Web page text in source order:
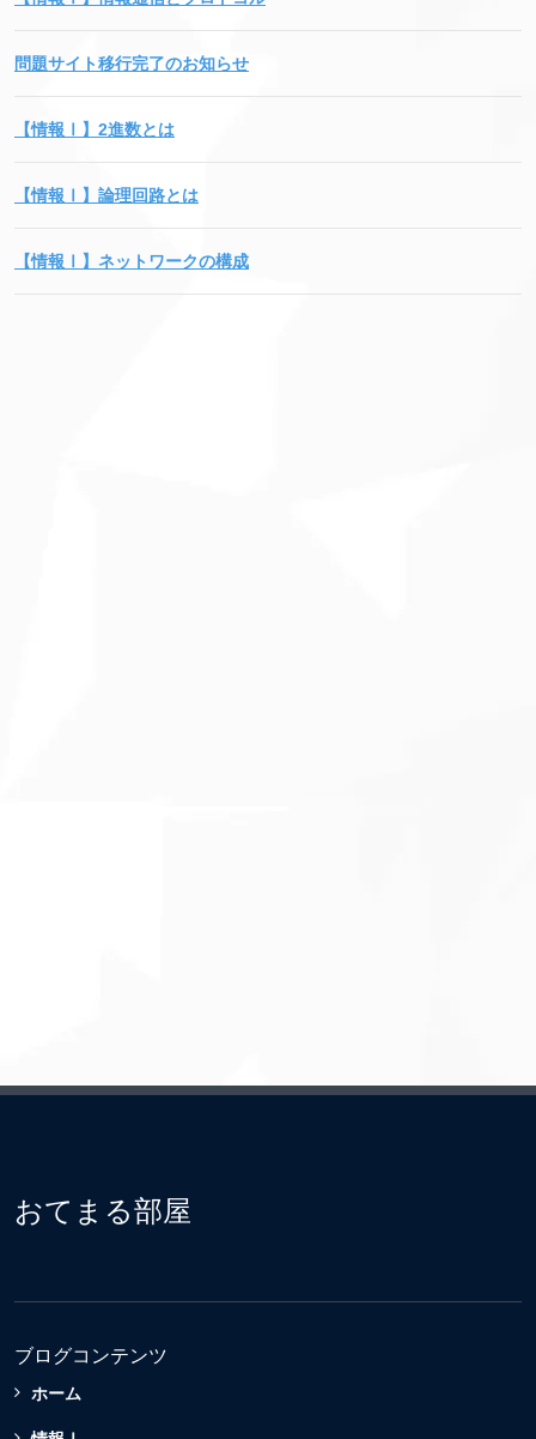
問題サイト移行完了のお知らせ
【情報Ⅰ】2進数とは
【情報Ⅰ】論理回路とは
【情報Ⅰ】ネットワークの構成
おてまる部屋
ブログコンテンツ
ホーム